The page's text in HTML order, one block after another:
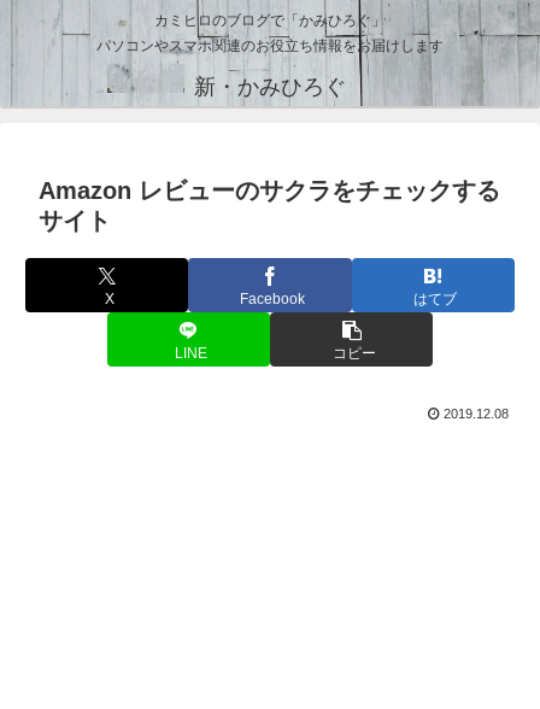
カミヒロのブログで「かみひろぐ」
パソコンやスマホ関連のお役立ち情報をお届けします
新・かみひろぐ
Amazon レビューのサクラをチェックする
サイト
X Facebook はてブ
LINE コピー
2019.12.08